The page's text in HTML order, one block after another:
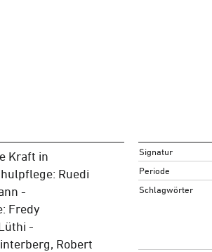
Kraft in
Ruedi
-
Fredy
-
Robert
Signatur
Periode
Schlagwörter